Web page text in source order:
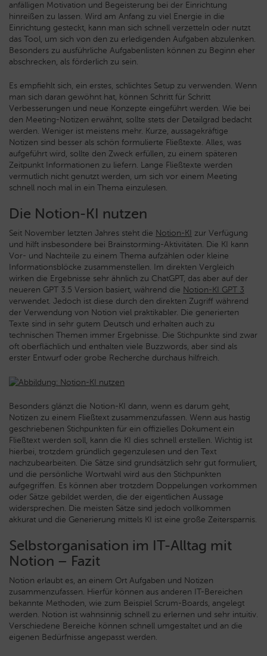
anfälligen Motivation und Begeisterung bei der Einrichtung
hinreißen zu lassen. Wird am Anfang zu viel Energie in die
Einrichtung gesteckt, kann man sich schnell verzetteln oder nutzt
das Tool, um sich von den zu erledigenden Aufgaben abzulenken.
Besonders zu ausführliche Aufgabenlisten können zu Beginn eher
abschrecken, als förderlich zu sein.
Es empfiehlt sich, ein erstes, schlichtes Setup zu verwenden. Wenn
man sich daran gewöhnt hat, können Schritt für Schritt
Verbesserungen und neue Konzepte eingeführt werden. Wie bei
den Meeting-Notizen erwähnt, sollte stets der Detailgrad bedacht
werden. Weniger ist meistens mehr. Kurze, aussagekräftige
Notizen sind besser als schön formulierte Fließtexte. Alles, was
aufgeführt wird, sollte den Zweck erfüllen, zu einem späteren
Zeitpunkt Informationen zu liefern. Lange Fließtexte werden
vermutlich nicht genutzt werden, um sich vor einem Meeting
schnell noch mal in ein Thema einzulesen.
Die Notion-KI nutzen
Seit November letzten Jahres steht die Notion-KI zur Verfügung
und hilft insbesondere bei Brainstorming-Aktivitäten. Die KI kann
Vor- und Nachteile zu einem Thema aufzählen oder kleine
Informationsblöcke zusammenstellen. Im direkten Vergleich
wirken die Ergebnisse sehr ähnlich zu ChatGPT, das aber auf der
neueren GPT 3.5 Version basiert, während die Notion-KI GPT 3
verwendet. Jedoch ist diese durch den direkten Zugriff während
der Verwendung von Notion viel praktikabler. Die generierten
Texte sind in sehr gutem Deutsch und erhalten auch zu
technischen Themen immer Ergebnisse. Die Stichpunkte sind zwar
oft oberflächlich und enthalten viele Buzzwords, aber sind als
erster Entwurf oder grobe Recherche durchaus hilfreich.
Besonders glänzt die Notion-KI dann, wenn es darum geht,
Notizen zu einem Fließtext zusammenzufassen. Wenn aus hastig
geschriebenen Stichpunkten für ein offizielles Dokument ein
Fließtext werden soll, kann die KI dies schnell erstellen. Wichtig ist
hierbei, trotzdem gründlich gegenzulesen und den Text
nachzubearbeiten. Die Sätze sind grundsätzlich sehr gut formuliert,
und die persönliche Wortwahl wird aus den Stichpunkten
aufgegriffen. Es können aber trotzdem Doppelungen vorkommen
oder Sätze gebildet werden, die der eigentlichen Aussage
widersprechen. Die meisten Sätze sind jedoch vollkommen
akkurat und die Generierung mittels KI ist eine große Zeitersparnis.
Selbstorganisation im IT-Alltag mit
Notion – Fazit
Notion erlaubt es, an einem Ort Aufgaben und Notizen
zusammenzufassen. Hierfür können aus anderen IT-Bereichen
bekannte Methoden, wie zum Beispiel Scrum-Boards, angelegt
werden. Notion ist wahnsinnig schnell zu erlernen und sehr intuitiv.
Verschiedene Bereiche können schnell umgestaltet und an die
eigenen Bedürfnisse angepasst werden.